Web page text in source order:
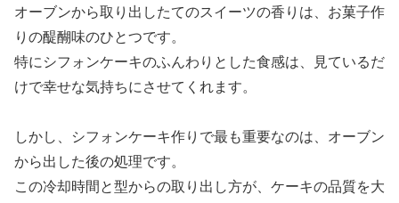
オーブンから取り出したてのスイーツの香りは、お菓子作
りの醍醐味のひとつです。
特にシフォンケーキのふんわりとした食感は、見ているだ
けで幸せな気持ちにさせてくれます。
しかし、シフォンケーキ作りで最も重要なのは、オーブン
から出した後の処理です。
この冷却時間と型からの取り出し方が、ケーキの品質を大